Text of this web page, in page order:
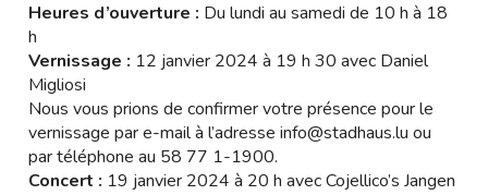
Heures d’ouverture : Du lundi au samedi de 10 h à 18
h
Vernissage : 12 janvier 2024 à 19 h 30 avec Daniel
Migliosi
Nous vous prions de confirmer votre présence pour le
vernissage par e-mail à l’adresseinfo@stadhaus.lu ou
par téléphone au 58 77 1-1900.
Concert : 19 janvier 2024 à 20 h avec Cojellico’s Jangen